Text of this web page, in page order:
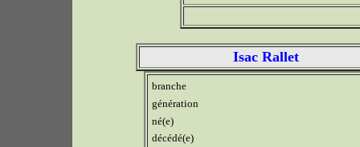
Isac Rallet
branche
génération
né(e)
décédé(e)